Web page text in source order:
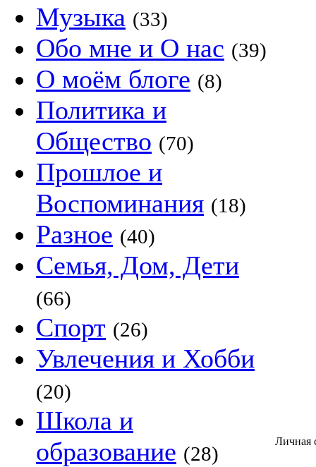
Музыка (33)
Обо мне и О нас (39)
О моём блоге (8)
Политика и
Общество (70)
Прошлое и
Воспоминания (18)
Разное (40)
Семья, Дом, Дети
(66)
Спорт (26)
Увлечения и Хобби
(20)
Школа и
образование (28)
Личная